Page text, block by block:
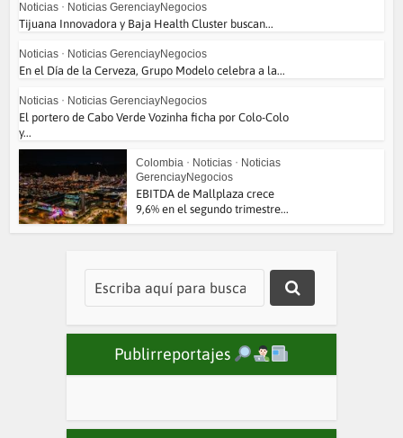
Noticias • Noticias GerenciayNegocios
Tijuana Innovadora y Baja Health Cluster buscan...
Noticias • Noticias GerenciayNegocios
En el Día de la Cerveza, Grupo Modelo celebra a la...
Noticias • Noticias GerenciayNegocios
El portero de Cabo Verde Vozinha ficha por Colo-Colo
y...
Colombia • Noticias • Noticias
GerenciayNegocios
EBITDA de Mallplaza crece
9,6% en el segundo trimestre...
Publirreportajes